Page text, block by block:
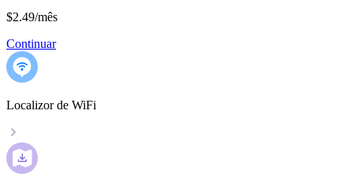
$2.49/mês
Continuar
Localizor de WiFi